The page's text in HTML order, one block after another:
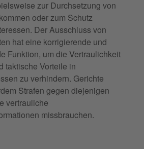
zur Durchsetzung von
oder zum Schutz
Der Ausschluss von
hat eine korrigierende und
Funktion, um die Vertraulichkeit
taktische Vorteile in
zu verhindern. Gerichte
Strafen gegen diejenigen
vertrauliche
missbrauchen.